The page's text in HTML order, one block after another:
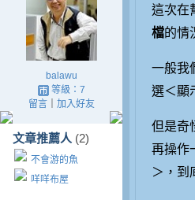
balawu
等級：7
留言｜ 加入好友
文章推薦人 (2)
不會游的魚
咩咩布屋
這次在
檔的情
一般我
選＜顯
但是奇
再操作
＞，到